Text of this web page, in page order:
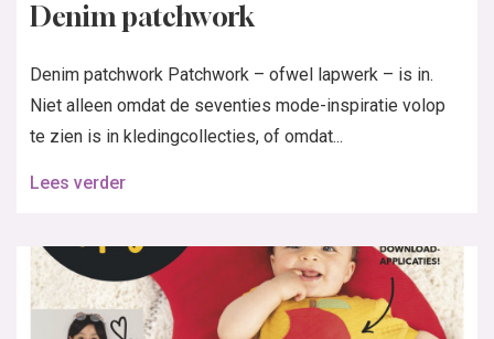
Denim patchwork
Denim patchwork Patchwork – ofwel lapwerk – is in.
Niet alleen omdat de seventies mode-inspiratie volop
te zien is in kledingcollecties, of omdat...
Lees verder